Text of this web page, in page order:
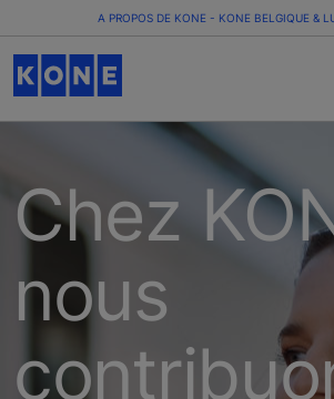
A PROPOS DE KONE - KONE BELGIQUE &
Chez
nous